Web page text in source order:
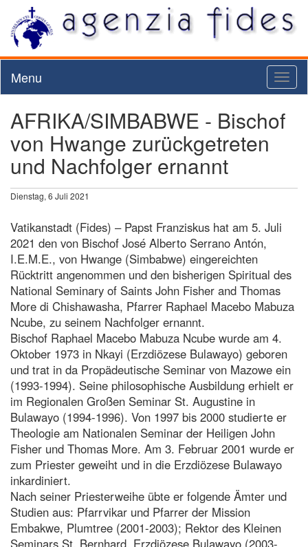
Menu
AFRIKA/SIMBABWE - Bischof
von Hwange zurückgetreten
und Nachfolger ernannt
Dienstag, 6 Juli 2021
Vatikanstadt (Fides) – Papst Franziskus hat am 5. Juli
2021 den von Bischof José Alberto Serrano Antón,
I.E.M.E., von Hwange (Simbabwe) eingereichten
Rücktritt angenommen und den bisherigen Spiritual des
National Seminary of Saints John Fisher and Thomas
More di Chishawasha, Pfarrer Raphael Macebo Mabuza
Ncube, zu seinem Nachfolger ernannt.
Bischof Raphael Macebo Mabuza Ncube wurde am 4.
Oktober 1973 in Nkayi (Erzdiözese Bulawayo) geboren
und trat in da Propädeutische Seminar von Mazowe ein
(1993-1994). Seine philosophische Ausbildung erhielt er
im Regionalen Großen Seminar St. Augustine in
Bulawayo (1994-1996). Von 1997 bis 2000 studierte er
Theologie am Nationalen Seminar der Heiligen John
Fisher und Thomas More. Am 3. Februar 2001 wurde er
zum Priester geweiht und in die Erzdiözese Bulawayo
inkardiniert.
Nach seiner Priesterweihe übte er folgende Ämter und
Studien aus: Pfarrvikar und Pfarrer der Mission
Embakwe, Plumtree (2001-2003); Rektor des Kleinen
Seminars St. Bernhard, Erzdiözese Bulawayo (2003-